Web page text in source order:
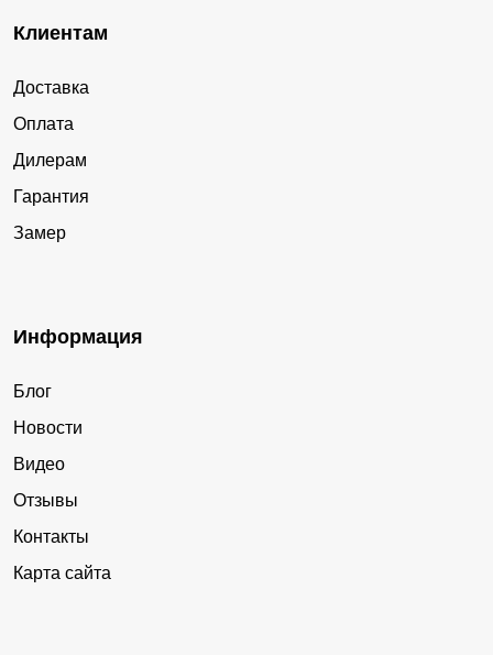
Клиентам
Доставка
Оплата
Дилерам
Гарантия
Замер
Информация
Блог
Новости
Видео
Отзывы
Контакты
Карта сайта